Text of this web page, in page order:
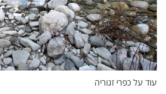
עוד על כפרי זגוריה